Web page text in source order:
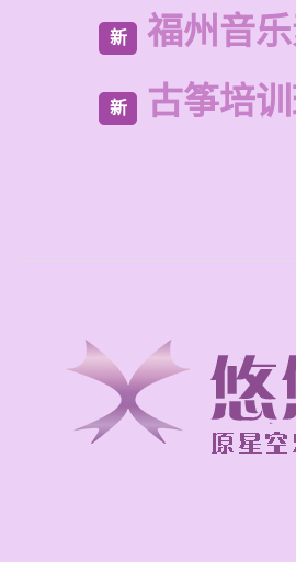
新 福州音
新 古筝培